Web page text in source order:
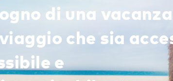
di una
che sia
e